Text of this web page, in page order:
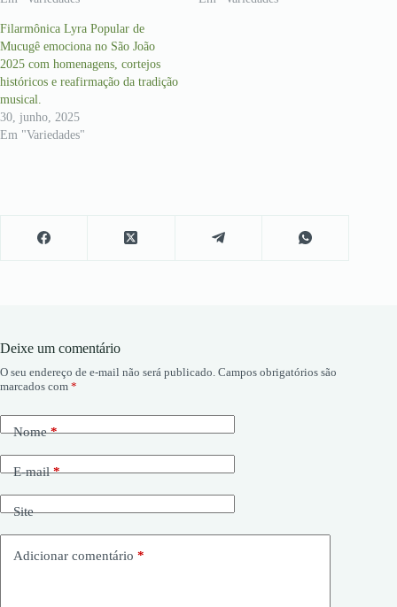
Filarmônica Lyra Popular de
Mucugê emociona no São João
2025 com homenagens, cortejos
históricos e reafirmação da tradição
musical.
30, junho, 2025
Em "Variedades"
Deixe um comentário
O seu endereço de e-mail não será publicado. Campos obrigatórios são
marcados com *
Nome*
E-mail*
Site
Adicionar comentário *